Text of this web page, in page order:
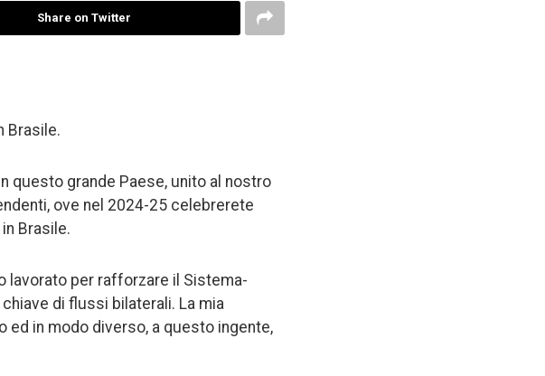
Share on Twitter
Brasile.
questo grande Paese, unito al nostro
ove nel 2024-25 celebrerete
Brasile.
lavorato per rafforzare il Sistema-
di flussi bilaterali. La mia
ed in modo diverso, a questo ingente,